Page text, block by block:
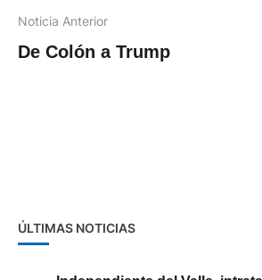
Noticia Anterior
De Colón a Trump
ÚLTIMAS NOTICIAS